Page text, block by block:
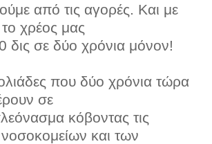
από τις αγορές. Και με
χρέος μας
δις σε δύο χρόνια μόνον!
που δύο χρόνια τώρα
σε
κόβοντας τις
και των